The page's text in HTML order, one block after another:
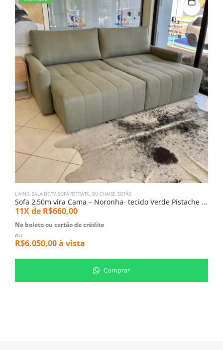
LIVING,SALA DE TV,SOFÁ RETRÁTIL OU CHAISE,SOFÁS
Sofa 2,50m vira Cama – Noronha- tecido Verde Pistache (8021)
11X de R$660,00
No boleto ou cartão de crédito
ou
R$6.050,00à vista
Comprar